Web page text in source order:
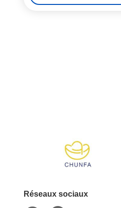
Réseaux sociaux